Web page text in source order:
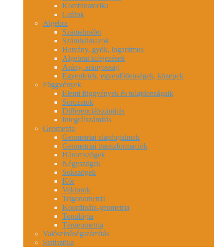
Kombinatorika
Gráfok
Algebra
Számelmélet
Számhalmazok
Hatvány, gyök, logaritmus
Algebrai kifejezések
Arány, arányosság
Egyenletek, egyenlőtlenségek, közepek
Függvények
Elemi függvények és tulajdonságaik
Sorozatok
Differenciálszámítás
Integrálszámítás
Geometria
Geometriai alapfogalmak
Geometriai transzformációk
Háromszögek
Négyszögek
Sokszögek
Kör
Vektorok
Trigonometria
Koordináta-geometria
Topológia
Térgeometria
Valószínűségszámítás
Statisztika